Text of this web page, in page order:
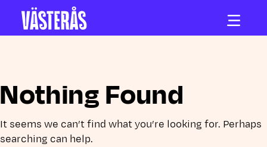
Nothing Found
It seems we can’t find what you’re looking for. Perhaps
searching can help.